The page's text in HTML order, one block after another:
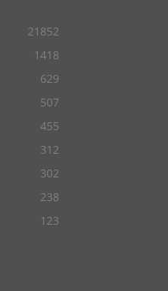
21852
1418
629
507
455
312
302
238
123